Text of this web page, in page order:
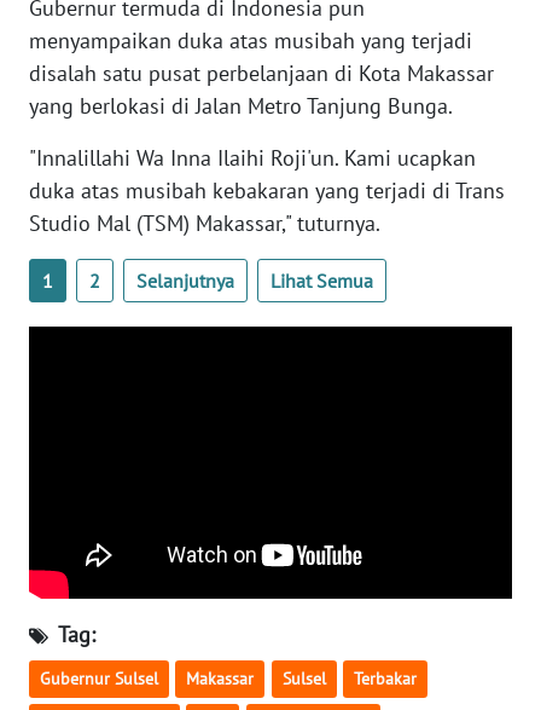
Gubernur termuda di Indonesia pun
menyampaikan duka atas musibah yang terjadi
disalah satu pusat perbelanjaan di Kota Makassar
yang berlokasi di Jalan Metro Tanjung Bunga.
"Innalillahi Wa Inna Ilaihi Roji'un. Kami ucapkan
duka atas musibah kebakaran yang terjadi di Trans
Studio Mal (TSM) Makassar," tuturnya.
1 2 Selanjutnya Lihat Semua
Tag:
Gubernur Sulsel Makassar Sulsel Terbakar
WN
JAMBI
SULTRA
WN
WN
SULTENG
WN
SUMBAR
WN
SUMSEL